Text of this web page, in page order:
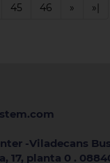
45 46 » »|
-Viladecans
17, planta 0 .